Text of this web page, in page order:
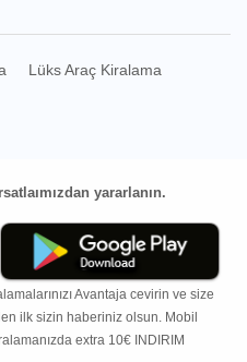
Lüks Araç Kiralama
yararlanın.
Avantaja cevirin ve size
ilk sizin haberiniz olsun. Mobil
extra 10€ INDIRIM